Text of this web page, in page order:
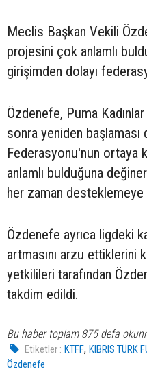
Meclis Başkan Vekili
projesini çok anlamlı
girişimden dolayı
Özdenefe, Puma
sonra yeniden başlaması
Federasyonu'nun ortaya
anlamlı bulduğuna
her zaman desteklemeye
Özdenefe ayrıca ligdeki
artmasını arzu ettiklerini
yetkilileri tarafından
takdim edildi.
Bu haber toplam 875 defa
Etiketler : KTFF,KIBRIS TÜRK
Özdenefe